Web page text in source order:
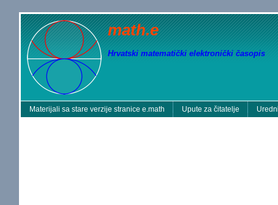
math.e
Hrvatski matematički elektronički časopis
Materijali sa stare verzije stranice e.math Upute za čitatelje